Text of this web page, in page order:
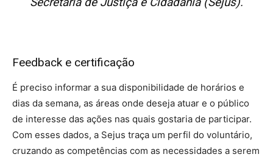
Feedback e certificação
É preciso informar a sua disponibilidade de horários e
dias da semana, as áreas onde deseja atuar e o público
de interesse das ações nas quais gostaria de participar.
Com esses dados, a Sejus traça um perfil do voluntário,
cruzando as competências com as necessidades a serem